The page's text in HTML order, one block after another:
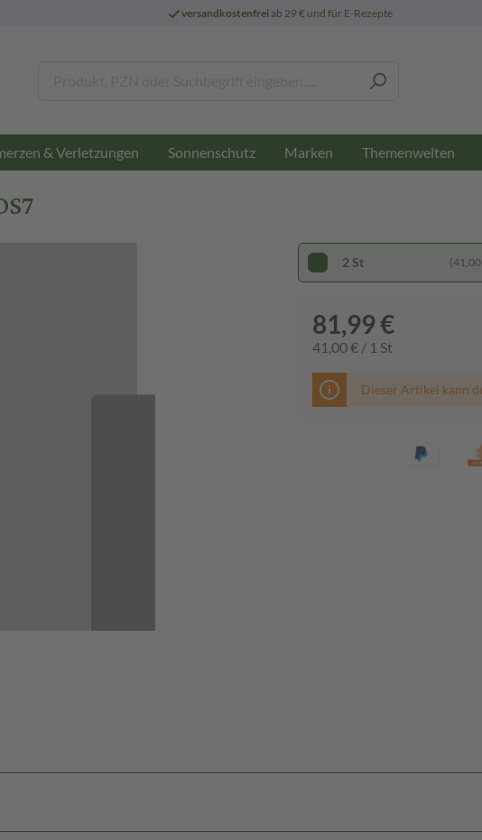
versandkostenfreiab 29 € und für E-Rezepte
& Verletzungen Sonnenschutz Marken Themenwelten
2 St (41,00
81,99 €
41,00 € / 1 St
Dieser Artikel kann